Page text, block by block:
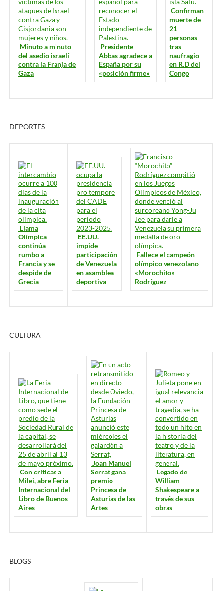
Minuto a minuto
del asedio israelí
contra la Franja de
Gaza
Presidente
Abbas agradece a
España por su
«posición firme»
Confirman
muerte de
21
personas
tras
naufragio
en R.D del
Congo
DEPORTES
Llama
Olímpica
continúa
rumbo a
Francia y se
despide de
Grecia
EE.UU.
impide
participación
de Venezuela
en asamblea
deportiva
Fallece el campeón
olímpico venezolano
«Morochito»
Rodríguez
CULTURA
Con críticas a
Milei, abre Feria
Internacional del
Libro de Buenos
Aires
Joan Manuel
Serrat gana
premio
Princesa de
Asturias de las
Artes
Legado de
William
Shakespeare a
través de sus
obras
BLOGS